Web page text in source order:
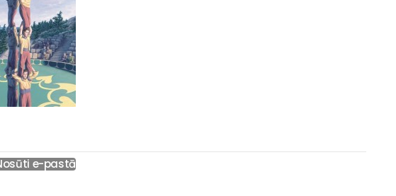
e-pastā